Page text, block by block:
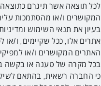
לכל תוצאה אשר תיגרם
המקושרים ו/או מהסתמכות
בעיון את תנאי השימוש
אתרים אלו, ככל שקיימים, ו/או
האתרים המקושרים ו/או
בכל מקרה של טענה או בקשה
כי החברה רשאית, בהתאם